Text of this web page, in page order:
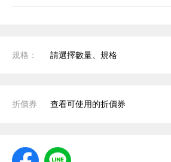
規格： 請選擇數量、規格
折價券 查看可使用的折價券